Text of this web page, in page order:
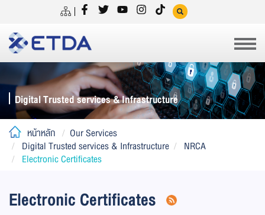
Digital Trusted services & Infrastructure
หน้าหลัก
Our Services
Digital Trusted services & Infrastructure
NRCA
Electronic Certificates
Electronic Certificates